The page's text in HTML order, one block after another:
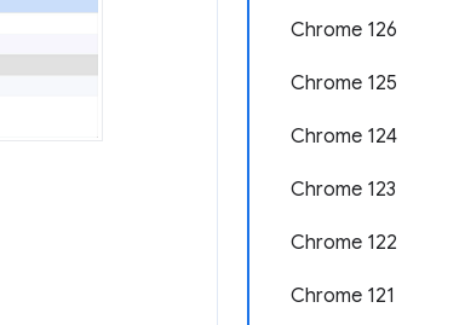
Chrome 126
Chrome 125
Chrome 124
Chrome 123
Chrome 122
Chrome 121